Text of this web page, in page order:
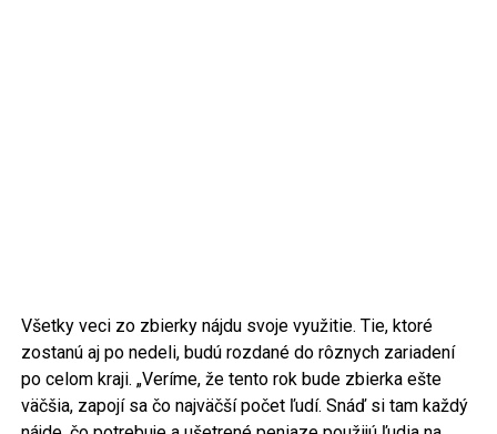
Všetky veci zo zbierky nájdu svoje využitie. Tie, ktoré
zostanú aj po nedeli, budú rozdané do rôznych zariadení
po celom kraji. „Veríme, že tento rok bude zbierka ešte
väčšia, zapojí sa čo najväčší počet ľudí. Snáď si tam každý